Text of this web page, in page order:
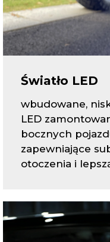
Światło LED
wbudowane,
LED
bocznych
zapewniające
otoczenia i